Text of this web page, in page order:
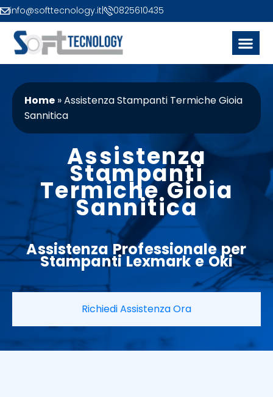
info@softtecnology.it 0825610435
Home »Assistenza Stampanti Termiche Gioia
Sannitica
Assistenza
Stampanti
Termiche Gioia
Sannitica
Assistenza Professionale per
StampantiLexmarkeOki
Richiedi Assistenza Ora